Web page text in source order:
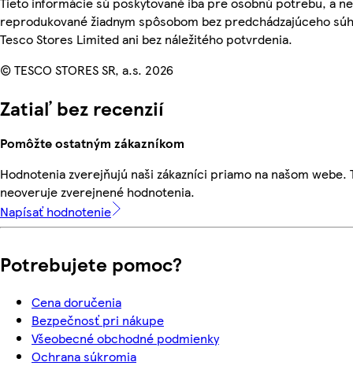
reprodukované žiadnym spôsobom bez predchádzajúceho
Tesco Stores Limited ani bez náležitého potvrdenia.
© TESCO STORES SR, a.s. 2026
Zatiaľ bez recenzií
Pomôžte ostatným zákazníkom
Hodnotenia zverejňujú naši zákazníci priamo na našom webe.
neoveruje zverejnené hodnotenia.
Napísať hodnotenie
Potrebujete pomoc?
Cena doručenia
Bezpečnosť pri nákupe
Všeobecné obchodné podmienky
Ochrana súkromia